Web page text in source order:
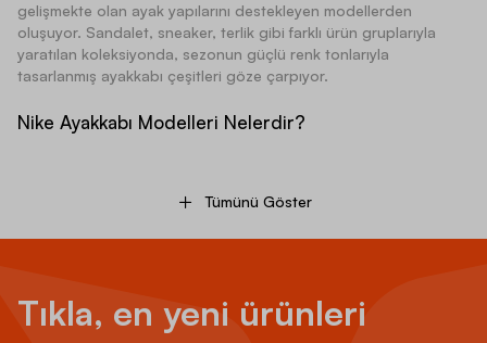
gelişmekte olan ayak yapılarını destekleyen modellerden
oluşuyor. Sandalet, sneaker, terlik gibi farklı ürün gruplarıyla
yaratılan koleksiyonda, sezonun güçlü renk tonlarıyla
tasarlanmış ayakkabı çeşitleri göze çarpıyor.
Nike Ayakkabı Modelleri Nelerdir?
ayakkabı modelleri, dayanıklılık, fonksiyonellik ve şık
Koşu Ayakkabıları:Antrenman ve yarış günü için özel olarak
tasarlanmış koşu ayakkabısı modelleri, sporcunun kullanım
Tümünü Göster
Tıkla, en yeni ürünleri